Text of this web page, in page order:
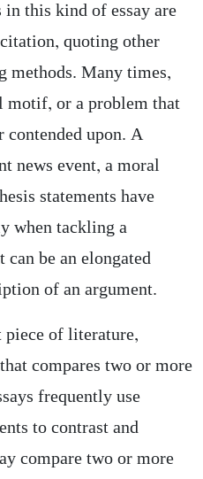
this kind of essay are
quoting other
methods. Many times,
motif, or a problem that
contended upon. A
news event, a moral
statements have
when tackling a
be an elongated
of an argument.
piece of literature,
compares two or more
frequently use
to contrast and
compare two or more